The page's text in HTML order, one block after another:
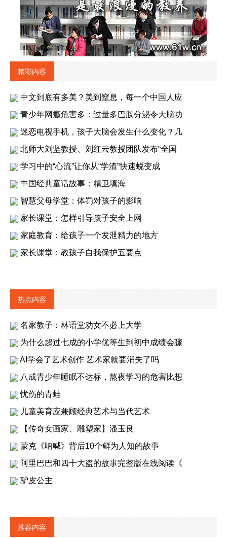
精彩内容
中文到底有多美？美到窒息，每一个中国人应
青少年网瘾危害多：过量多巴胺分泌令大脑功
迷恋电视手机，孩子大脑会发生什么变化？几
北师大刘坚教授、刘红云教授团队发布“全国
学习中的“心流”让你从“学渣”快速蜕变成
中国经典童话故事：精卫填海
智慧父母学堂：体罚对孩子的影响
家长课堂：怎样引导孩子安全上网
家庭教育：给孩子一个发泄精力的地方
家长课堂：教孩子自我保护五要点
热点内容
名家教子：林语堂劝女不必上大学
为什么超过七成的小学优等生到初中成绩会骤
AI学会了艺术创作 艺术家就要消失了吗
八成青少年睡眠不达标，熬夜学习的危害比想
忧伤的青蛙
儿童美育应兼顾经典艺术与当代艺术
【传奇女画家、雕塑家】潘玉良
蒙克《呐喊》背后10个鲜为人知的故事
阿里巴巴和四十大盗的故事完整版在线阅读《
驴皮公主
推荐内容